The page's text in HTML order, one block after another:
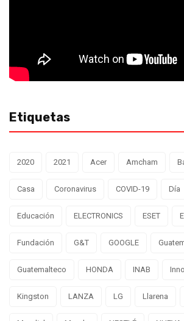
Etiquetas
2020 2021 Acer Amcham
Casa Coronavirus COVID-19 Día
Educación ELECTRONICS ESET
Fundación G&T GOOGLE
Guatemalteco HONDA INAB
Kingston LANZA LG Llarena